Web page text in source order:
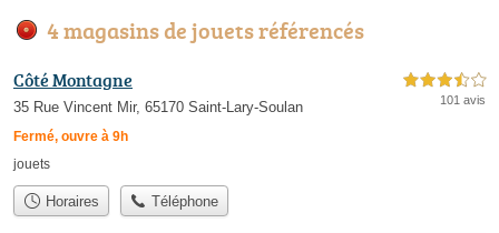
4 magasins de jouets référencés
Côté Montagne
35 Rue Vincent Mir, 65170 Saint-Lary-Soulan
Fermé, ouvre à 9h
3,5 étoiles sur 5
101 avis
jouets
Horaires Téléphone